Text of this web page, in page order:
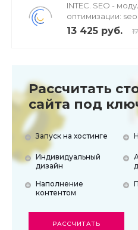
INTEC. SEO -
оптимизации:
- текстов, H1,
13 425 руб.
Рассчитать
сайта под
Запуск на хостинге
Индивидуальный
дизайн
Наполнение
контентом
РАССЧИТАТЬ